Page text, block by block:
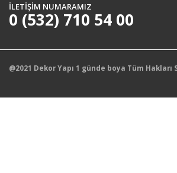
İLETİŞİM NUMARAMIZ
0 (532) 710 54 00
@2021 Dekor Yapı 1 günde boya Tüm Hakları